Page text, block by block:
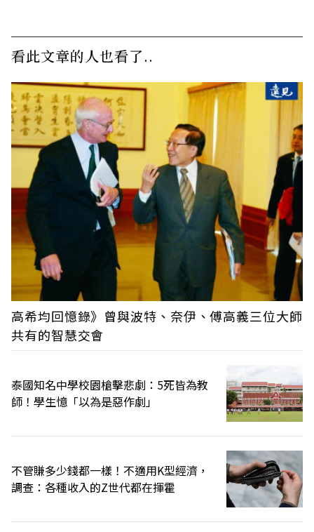
看此文章的人也看了..
高希均回憶錄》曾與波特、奈伊、傅高義三位大師
共有的智慧交會
泰國知名中學校園槍擊悲劇：5死皆為教
師！學生憶「以為是惡作劇」
不管賺多少錢都一樣！不適用K型經濟，
調查：各種收入的Z世代都在揮霍